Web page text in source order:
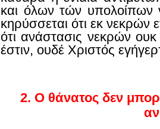
και όλων τών υπολοίπων
κηρύσσεται ότι εκ νεκρών
ότι ανάστασις νεκρών
έστιν, ουδέ Χριστός
2. Ο θάνατος δεν